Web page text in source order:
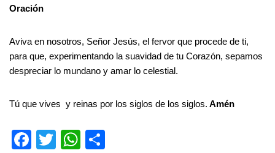
Oración
Aviva en nosotros, Señor Jesús, el fervor que procede de ti,
para que, experimentando la suavidad de tu Corazón, sepamos
despreciar lo mundano y amar lo celestial.
Tú que vives y reinas por los siglos de los siglos. Amén
F
T
W